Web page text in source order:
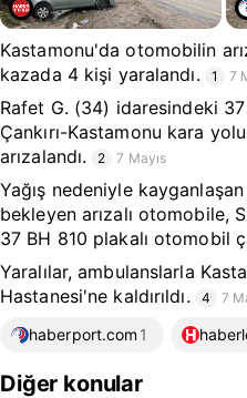
Kastamonu'da otomobilin
kazada 4 kişi yaralandı.
1 7
Rafet G. (34) idaresindeki
Çankırı-Kastamonu kara
arızalandı.
2 7 Mayıs
Yağış nedeniyle
bekleyen arızalı otomobile,
37 BH 810 plakalı otomobil
Yaralılar, ambulanslarla
Hastanesi'ne kaldırıldı.
4 7
haberport.com 1
Diğer konular